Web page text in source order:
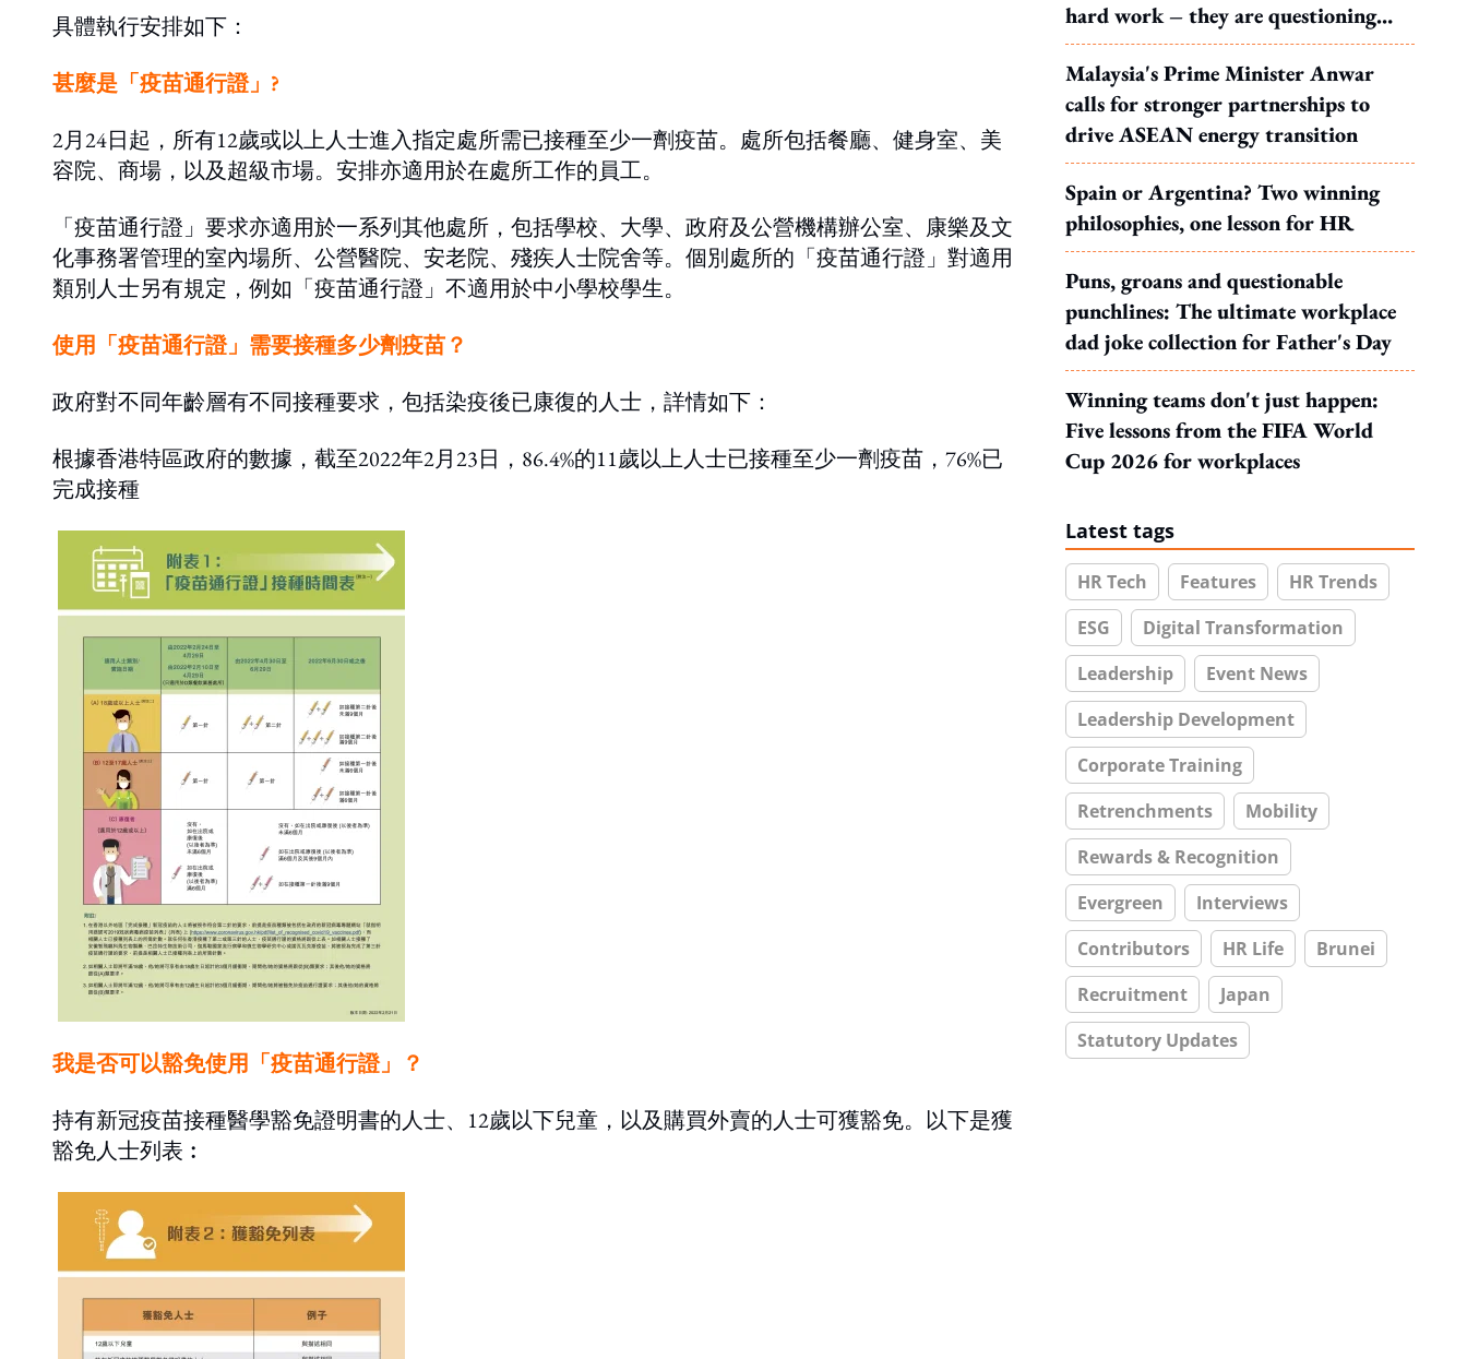
具體執行安排如下：
甚麼是「疫苗通行證」?
2月24日起，所有12歲或以上人士進入指定處所需已接種至少一劑疫苗。處所包括餐廳、健身室、美
容院、商場，以及超級市場。安排亦適用於在處所工作的員工。
「疫苗通行證」要求亦適用於一系列其他處所，包括學校、大學、政府及公營機構辦公室、康樂及文
化事務署管理的室內場所、公營醫院、安老院、殘疾人士院舍等。個別處所的「疫苗通行證」對適用
類別人士另有規定，例如「疫苗通行證」不適用於中小學校學生。
使用「疫苗通行證」需要接種多少劑疫苗？
政府對不同年齡層有不同接種要求，包括染疫後已康復的人士，詳情如下：
根據香港特區政府的數據，截至2022年2月23日，86.4%的11歲以上人士已接種至少一劑疫苗，76%已
完成接種
我是否可以豁免使用「疫苗通行證」？
持有新冠疫苗接種醫學豁免證明書的人士、12歲以下兒童，以及購買外賣的人士可獲豁免。以下是獲
豁免人士列表︰
hard work – they are questioning
what it leads to
Malaysia's Prime Minister Anwar
calls for stronger partnerships to
drive ASEAN energy transition
Spain or Argentina? Two winning
philosophies, one lesson for HR
Puns, groans and questionable
punchlines: The ultimate workplace
dad joke collection for Father's Day
Winning teams don't just happen:
Five lessons from the FIFA World
Cup 2026 for workplaces
Latest tags
HR Tech Features
HR Trends
ESG
Digital Transformation
Leadership
Event News
Leadership Development
Corporate Training
Retrenchments
Mobility
Rewards & Recognition
Evergreen
Interviews
Contributors
HR Life
Brunei
Recruitment
Japan
Statutory Updates